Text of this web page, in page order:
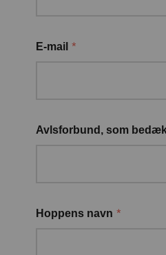
E-mail *
Avlsforbund, som
Hoppens navn *